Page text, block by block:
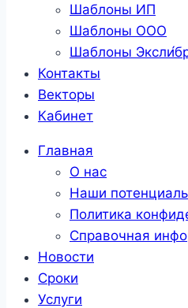
Шаблоны ИП
Шаблоны ООО
Шаблоны
Контакты
Векторы
Кабинет
Главная
О нас
Наши
Политика
Справочная
Новости
Сроки
Услуги